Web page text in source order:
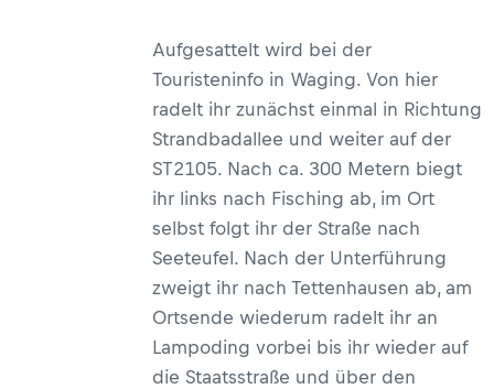
Aufgesattelt wird bei der
Touristeninfo in Waging. Von hier
radelt ihr zunächst einmal in Richtung
Strandbadallee und weiter auf der
ST2105. Nach ca. 300 Metern biegt
ihr links nach Fisching ab, im Ort
selbst folgt ihr der Straße nach
Seeteufel. Nach der Unterführung
zweigt ihr nach Tettenhausen ab, am
Ortsende wiederum radelt ihr an
Lampoding vorbei bis ihr wieder auf
die Staatsstraße und über den